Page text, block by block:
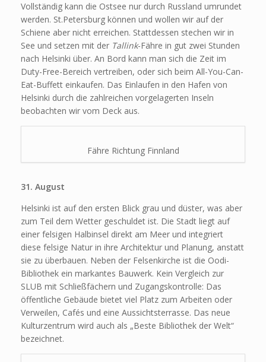
Vollständig kann die Ostsee nur durch Russland umrundet
werden. St.Petersburg können und wollen wir auf der
Schiene aber nicht erreichen. Stattdessen stechen wir in
See und setzen mit der Tallink-Fähre in gut zwei Stunden
nach Helsinki über. An Bord kann man sich die Zeit im
Duty-Free-Bereich vertreiben, oder sich beim All-You-Can-
Eat-Buffett einkaufen. Das Einlaufen in den Hafen von
Helsinki durch die zahlreichen vorgelagerten Inseln
beobachten wir vom Deck aus.
Fähre Richtung Finnland
31. August
Helsinki ist auf den ersten Blick grau und düster, was aber
zum Teil dem Wetter geschuldet ist. Die Stadt liegt auf
einer felsigen Halbinsel direkt am Meer und integriert
diese felsige Natur in ihre Architektur und Planung, anstatt
sie zu überbauen. Neben der Felsenkirche ist die Oodi-
Bibliothek ein markantes Bauwerk. Kein Vergleich zur
SLUB mit Schließfächern und Zugangskontrolle: Das
öffentliche Gebäude bietet viel Platz zum Arbeiten oder
Verweilen, Cafés und eine Aussichtsterrasse. Das neue
Kulturzentrum wird auch als „Beste Bibliothek der Welt“
bezeichnet.